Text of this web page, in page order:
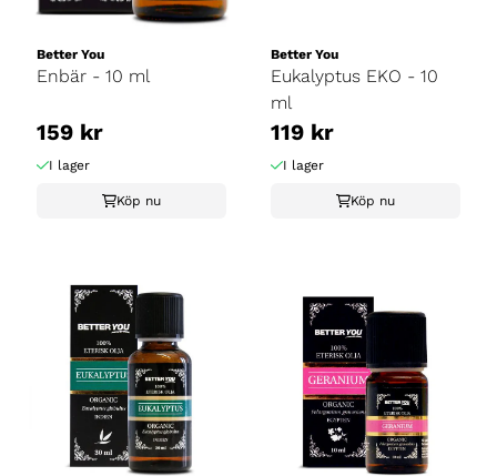
Better You
Enbär - 10 ml
159 kr
I lager
Köp nu
Better You
Eukalyptus EKO - 10
ml
119 kr
I lager
Köp nu